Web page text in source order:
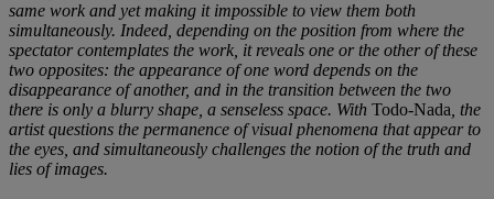
same work and yet making it impossible to view them both
simultaneously. Indeed, depending on the position from where the
spectator contemplates the work, it reveals one or the other of these
two opposites: the appearance of one word depends on the
disappearance of another, and in the transition between the two
there is only a blurry shape, a senseless space. With Todo-Nada , the
artist questions the permanence of visual phenomena that appear to
the eyes, and simultaneously challenges the notion of the truth and
lies of images.